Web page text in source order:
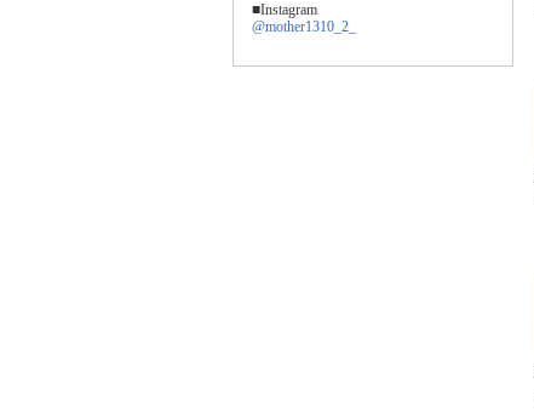
■Instagram
@mother1310_2_